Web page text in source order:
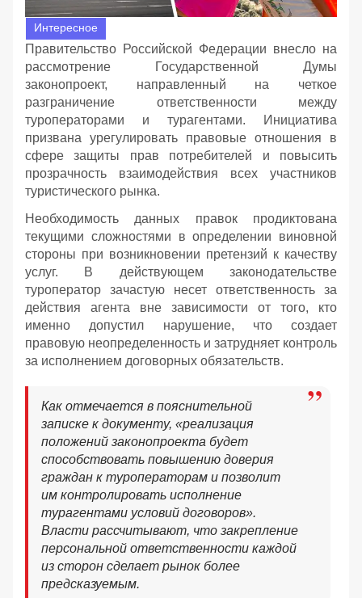
Интересное
Правительство Российской Федерации внесло на
рассмотрение Государственной Думы
законопроект, направленный на четкое
разграничение ответственности между
туроператорами и турагентами. Инициатива
призвана урегулировать правовые отношения в
сфере защиты прав потребителей и повысить
прозрачность взаимодействия всех участников
туристического рынка.
Необходимость данных правок продиктована
текущими сложностями в определении виновной
стороны при возникновении претензий к качеству
услуг. В действующем законодательстве
туроператор зачастую несет ответственность за
действия агента вне зависимости от того, кто
именно допустил нарушение, что создает
правовую неопределенность и затрудняет контроль
за исполнением договорных обязательств.
Как отмечается в пояснительной
записке к документу, «реализация
положений законопроекта будет
способствовать повышению доверия
граждан к туроператорам и позволит
им контролировать исполнение
турагентами условий договоров».
Власти рассчитывают, что закрепление
персональной ответственности каждой
из сторон сделает рынок более
предсказуемым.